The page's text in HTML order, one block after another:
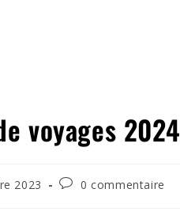
voyages 2024
2023 0 commentaire